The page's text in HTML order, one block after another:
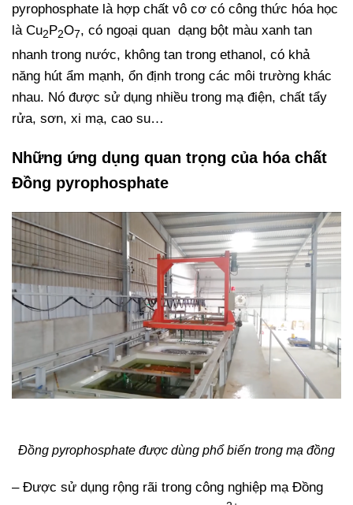
pyrophosphate là hợp chất vô cơ có công thức hóa học
là Cu2P2O7, có ngoại quan dạng bột màu xanh tan
nhanh trong nước, không tan trong ethanol, có khả
năng hút ẩm mạnh, ổn định trong các môi trường khác
nhau. Nó được sử dụng nhiều trong mạ điện, chất tẩy
rửa, sơn, xi mạ, cao su…
Những ứng dụng quan trọng của hóa chất
Đồng pyrophosphate
Đồng pyrophosphate được dùng phổ biến trong mạ đồng
– Được sử dụng rộng rãi trong công nghiệp mạ Đồng